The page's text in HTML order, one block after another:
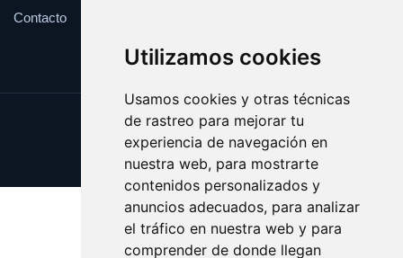
Utilizamos cookies
Usamos cookies y otras técnicas
de rastreo para mejorar tu
experiencia de navegación en
nuestra web, para mostrarte
contenidos personalizados y
anuncios adecuados, para analizar
el tráfico en nuestra web y para
comprender de donde llegan
Contacto
Update cookies preferences
Copyright © 2025 abastos.es